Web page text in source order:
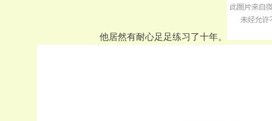
他居然有耐心足足练习了十年。